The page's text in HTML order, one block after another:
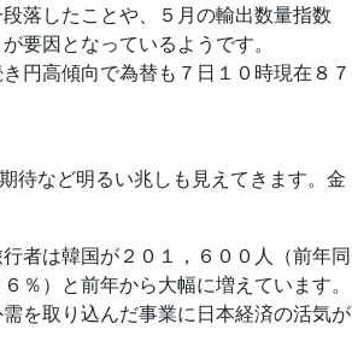
落したことや、５月の輸出数量指数
要因となっているようです。
円高傾向で為替も７日１０時現在８７
待など明るい兆しも見えてきます。金
者は韓国が２０１，６００人（前年同
％）と前年から大幅に増えています。
を取り込んだ事業に日本経済の活気が